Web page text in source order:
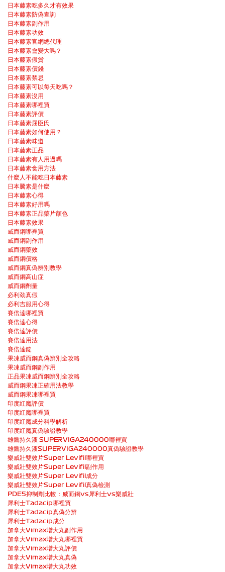
日本藤素吃多久才有效果
日本藤素防偽查詢
日本藤素副作用
日本藤素功效
日本藤素官網總代理
日本藤素會變大嗎？
日本藤素假貨
日本藤素價錢
日本藤素禁忌
日本藤素可以每天吃嗎？
日本藤素沒用
日本藤素哪裡買
日本藤素評價
日本藤素屈臣氏
日本藤素如何使用？
日本藤素味道
日本藤素正品
日本藤素有人用過嗎
日本藤素食用方法
什麼人不能吃日本藤素
日本騰素是什麼
日本藤素心得
日本藤素好用嗎
日本藤素正品藥片顏色
日本藤素效果
威而鋼哪裡買
威而鋼副作用
威而鋼藥效
威而鋼價格
威而鋼真偽辨別教學
威而鋼高山症
威而鋼劑量
必利劲真假
必利吉服用心得
賽倍達哪裡買
賽倍達心得
賽倍達評價
賽倍達用法
賽倍達錠
果凍威而鋼真偽辨別全攻略
果凍威而鋼副作用
正品果凍威而鋼辨別全攻略
威而鋼果凍正確用法教學
威而鋼果凍哪裡買
印度紅魔評價
印度紅魔哪裡買
印度紅魔成分科學解析
印度紅魔真偽驗證教學
雄鷹持久液 SUPERVIGA240000哪裡買
雄鷹持久液SUPERVIGA240000真偽驗證教學
樂威壯雙效片Super Levifil哪裡買
樂威壯雙效片Super Levifil副作用
樂威壯雙效片Super Levifil成分
樂威壯雙效片Super Levifil真偽檢測
PDE5抑制劑比較：威而鋼vs犀利士vs樂威壯
犀利士Tadacip哪裡買
犀利士Tadacip真偽分辨
犀利士Tadacip成分
加拿大Vimax增大丸副作用
加拿大Vimax增大丸哪裡買
加拿大Vimax增大丸評價
加拿大Vimax增大丸真偽
加拿大Vimax增大丸功效